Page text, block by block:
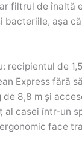
filtrul de înaltă
bacteriile, așa
recipientul de
Express fără
de 8,8 m și
al casei într-un
face